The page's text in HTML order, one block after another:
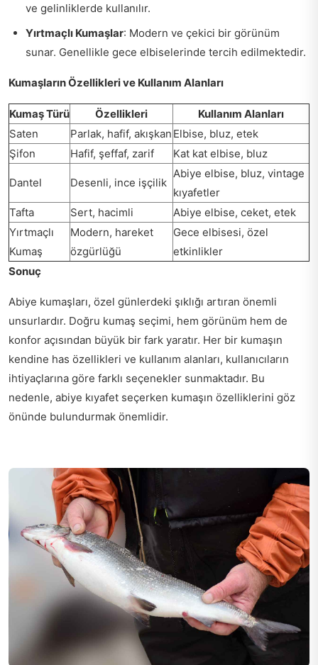
ve gelinliklerde kullanılır.
Yırtmaçlı Kumaşlar: Modern ve çekici bir görünüm
sunar. Genellikle gece elbiselerinde tercih edilmektedir.
Kumaşların Özellikleri ve Kullanım Alanları
Kumaş Türü Özellikleri
Kullanım Alanları
Saten
Parlak, hafif, akışkan Elbise, bluz, etek
Şifon
Hafif, şeffaf, zarif Kat kat elbise, bluz
Dantel Desenli, ince işçilik
Abiye elbise, bluz, vintage
kıyafetler
Tafta
Sert, hacimli
Abiye elbise, ceket, etek
Yırtmaçlı
Kumaş
Modern, hareket
özgürlüğü
Gece elbisesi, özel
etkinlikler
Sonuç
Abiye kumaşları, özel günlerdeki şıklığı artıran önemli
unsurlardır. Doğru kumaş seçimi, hem görünüm hem de
konfor açısından büyük bir fark yaratır. Her bir kumaşın
kendine has özellikleri ve kullanım alanları, kullanıcıların
ihtiyaçlarına göre farklı seçenekler sunmaktadır. Bu
nedenle, abiye kıyafet seçerken kumaşın özelliklerini göz
önünde bulundurmak önemlidir.